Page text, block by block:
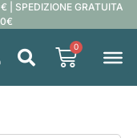
| SPEDIZIONE GRATUITA
0